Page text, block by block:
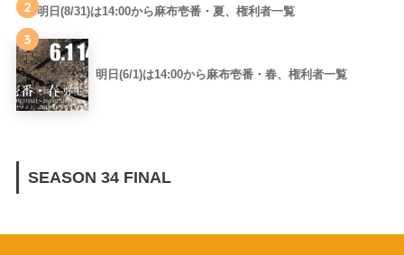
2 明日(8/31)は14:00から麻布壱番・夏、権利者一覧
3
明日(6/1)は14:00から麻布壱番・春、権利者一覧
SEASON 34 FINAL